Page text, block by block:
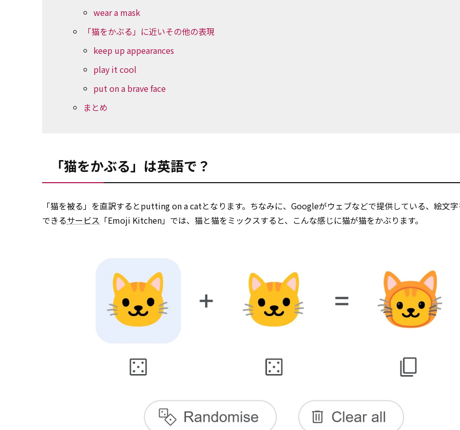
wear a mask
「猫をかぶる」に近いその他の表現
keep up appearances
play it cool
put on a brave face
まとめ
「猫をかぶる」は英語で？
「猫を被る」を直訳するとputting on a catとなります。ちなみに、Googleがウェブなどで提供している、絵文
できるサービス 「Emoji Kitchen」では、猫と猫をミックスすると、こんな感じに猫が猫をかぶります。